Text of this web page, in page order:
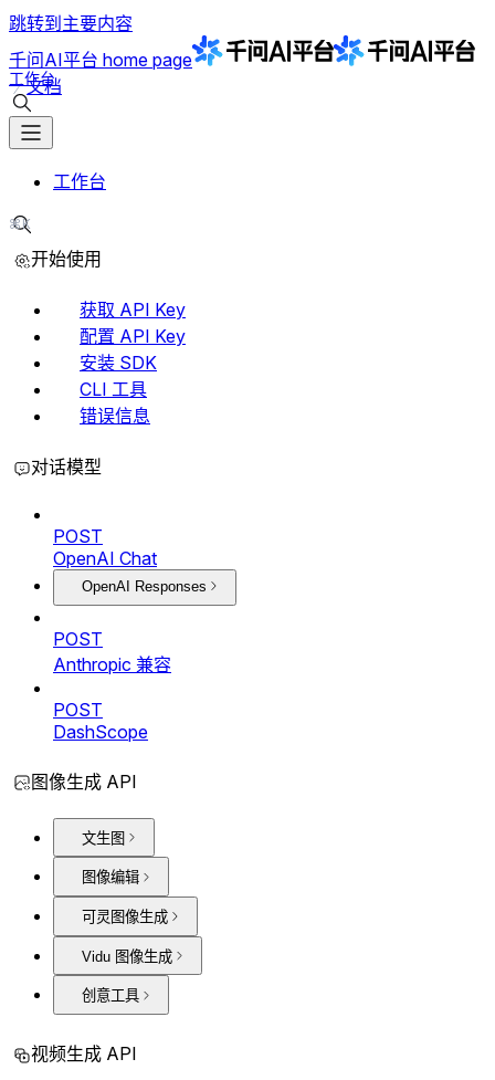
跳转到主要内容
千问AI平台 home page
文档
工作台
工作台
⌘K
开始使用
获取 API Key
配置 API Key
安装 SDK
CLI 工具
错误信息
对话模型
POST
OpenAI Chat
OpenAI Responses
POST
Anthropic 兼容
POST
DashScope
图像生成 API
文生图
图像编辑
可灵图像生成
Vidu 图像生成
创意工具
视频生成 API